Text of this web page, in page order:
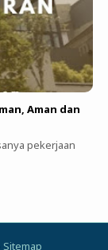
Aman dan
pekerjaan
Sitemap